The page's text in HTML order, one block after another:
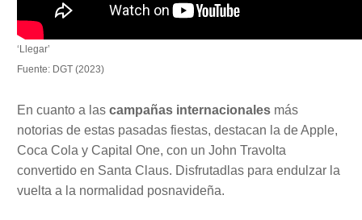
‘Llegar’
Fuente: DGT (2023)
En cuanto a las campañas internacionales más
notorias de estas pasadas fiestas, destacan la de Apple,
Coca Cola y Capital One, con un John Travolta
convertido en Santa Claus. Disfrutadlas para endulzar la
vuelta a la normalidad posnavideña.